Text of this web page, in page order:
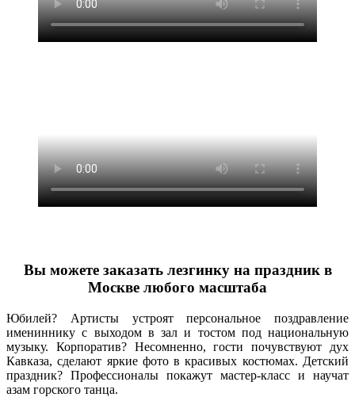
Вы можете заказать лезгинку на праздник в
Москве любого масштаба
Юбилей? Артисты устроят персональное поздравление
имениннику с выходом в зал и тостом под национальную
музыку. Корпоратив? Несомненно, гости почувствуют дух
Кавказа, сделают яркие фото в красивых костюмах. Детский
праздник? Профессионалы покажут мастер-класс и научат
азам горского танца.